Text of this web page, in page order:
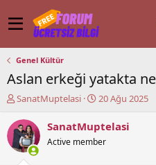
Genel Kültür
Aslan erkeği yatakta
K
n
u
y
SanatMuptelasi
B
ş
a
20 Ağu 2025
SanatMuptelasi
Active member